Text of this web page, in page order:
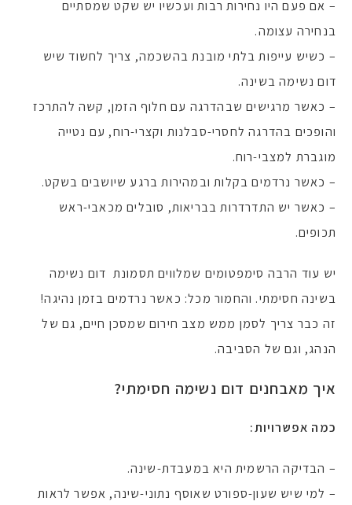
– אם פעם היו נחירות רבות ועכשיו יש שקט שמסתיים
בנחירה עצומה.
– כשיש עייפות בלתי מובנת בהשכמה, צריך לחשוד שיש
דום נשימה בשינה.
– כאשר מרגישים שבהדרגה עם חלוף הזמן, קשה להתרכז
והופכים בהדרגה לחסרי-סבלנות וקצרי-רוח, עם נטייה
מוגברת למצבי-רוח.
– כאשר נרדמים בקלות ובמהירות ברגע שיושבים בשקט.
– כאשר יש התדרדרות בבריאות, סובלים מכאבי-ראש
תכופים.
יש עוד הרבה סימפטומים שמלווים תסמונת דום נשימה
בשינה חסימתי. והחמור מכל: כאשר נרדמים בזמן נהיגה!
זה כבר צריך לסמן ממש מצב חירום שמסכן חיים, גם של
הנהג, וגם של הסביבה.
איך מאבחנים דום נשימה חסימתי?
כמה אפשרויות:
– הבדיקה הרשמית היא במעבדת-שינה.
– למי שיש שעון-ספורט שאוסף נתוני-שינה, אפשר לראות